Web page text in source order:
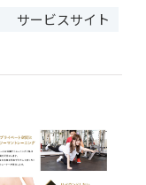
サービスサイト